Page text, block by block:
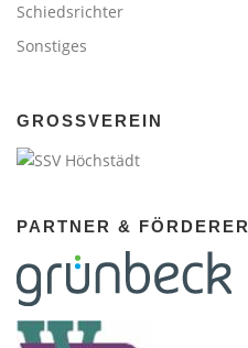
Schiedsrichter
Sonstiges
GROSSVEREIN
PARTNER & FÖRDERER